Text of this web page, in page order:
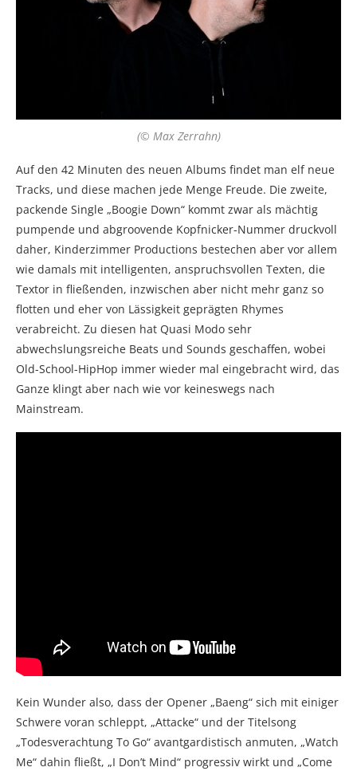
(© Max Zerrahn)
Auf den 42 Minuten des neuen Albums findet man elf neue
Tracks, und diese machen jede Menge Freude. Die zweite,
packende Single „Boogie Down“ kommt zwar als mächtig
pumpende und abgroovende Kopfnicker-Nummer druckvoll
daher, Kinderzimmer Productions bestechen aber vor allem
wie damals mit intelligenten, anspruchsvollen Texten, die
Textor in fließenden, inzwischen aber nicht mehr ganz so
flotten und eher von Lässigkeit geprägten Rhymes
verabreicht. Zu diesen hat Quasi Modo sehr
abwechslungsreiche Beats und Sounds geschaffen, wobei
Old-School-HipHop immer wieder mal eingebracht wird, das
Ganze klingt aber nach wie vor keineswegs nach
Mainstream.
Kein Wunder also, dass der Opener „Baeng“ sich mit einiger
Schwere voran schleppt, „Attacke“ und der Titelsong
„Todesverachtung To Go“ avantgardistisch anmuten, „Watch
Me“ dahin fließt, „I Don’t Mind“ progressiv wirkt und „Come